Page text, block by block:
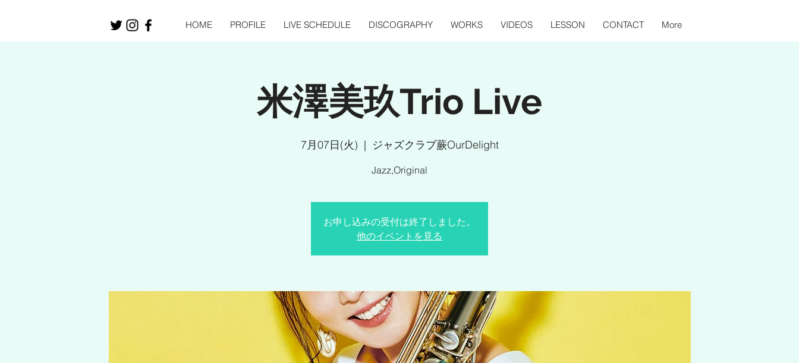
HOME PROFILE LIVE SCHEDULE DISCOGRAPHY WORKS VIDEOS LESSON CONTACT More
米澤美玖Trio Live
7月07日(火)
  |
ジャズクラブ蕨OurDelight
Jazz,Original
お申し込みの受付は終了しました。
他のイベントを見る